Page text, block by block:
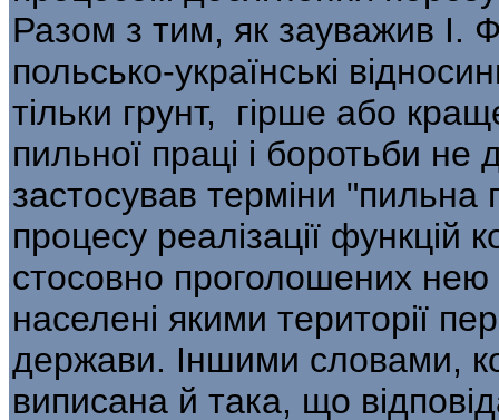
Разом з тим, як зауважив І.
польсько-українські
тільки грунт, гірше або
пильної праці і боротьби не
застосував терміни
процесу реалізації функцій
стосовно проголошених нею
населені якими території
держави. Іншими словами,
виписана й така, що